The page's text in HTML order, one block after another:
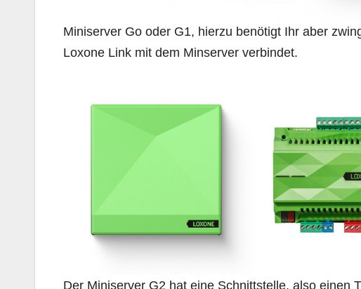
Miniserver Go oder G1, hierzu benötigt Ihr aber
Loxone Link mit dem Minserver verbindet.
Der Miniserver G2 hat eine Schnittstelle, also einen